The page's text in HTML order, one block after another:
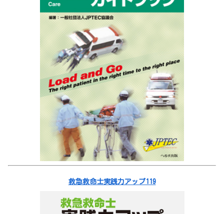
救急救命士実践力アップ119